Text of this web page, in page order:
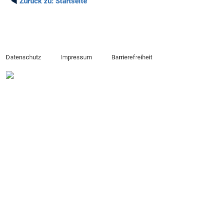
Datenschutz Impressum Barrierefreiheit